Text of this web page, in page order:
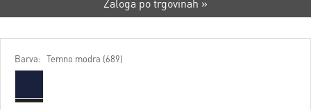
Zaloga po trgovinah »
Barva: Temno modra (689)